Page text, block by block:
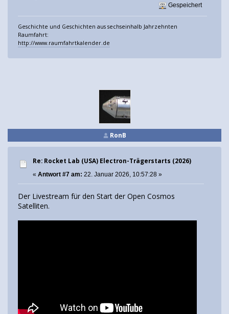
Gespeichert
Geschichte und Geschichten aus sechseinhalb Jahrzehnten
Raumfahrt:
http://www.raumfahrtkalender.de
RonB
Re: Rocket Lab (USA) Electron-Trägerstarts (2026)
« Antwort #7 am: 22. Januar 2026, 10:57:28 »
Der Livestream für den Start der Open Cosmos
Satelliten.